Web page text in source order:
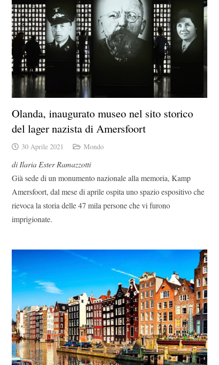
Olanda, inaugurato museo nel sito storico
del lager nazista di Amersfoort
30 Aprile 2021 Mondo
di Ilaria Ester Ramazzotti
Già sede di un monumento nazionale alla memoria, Kamp
Amersfoort, dal mese di aprile ospita uno spazio espositivo che
rievoca la storia delle 47 mila persone che vi furono
imprigionate.